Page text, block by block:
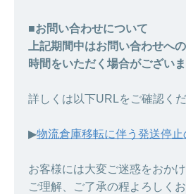
■お問い合わせについて
上記期間中はお問い合わせへ
時間をいただく場合がございま
詳しくは以下URLをご確認くだ
▶︎物流倉庫移転に伴う発送停
お客様には大変ご迷惑をおか
ご理解、ご了承の程よろしく